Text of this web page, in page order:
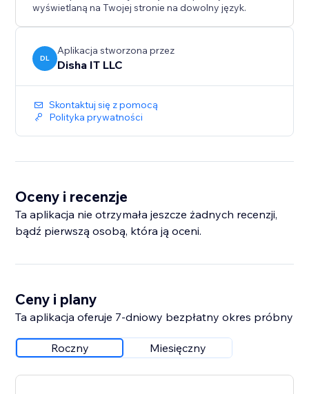
wyświetlaną na Twojej stronie na dowolny język.
DL
Aplikacja stworzona przez
Disha IT LLC
Skontaktuj się z pomocą
Polityka prywatności
Oceny i recenzje
Ta aplikacja nie otrzymała jeszcze żadnych recenzji,
bądź pierwszą osobą, która ją oceni.
Ceny i plany
Ta aplikacja oferuje 7-dniowy bezpłatny okres próbny
Roczny Miesięczny